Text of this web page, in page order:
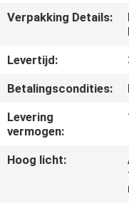
NIEUWS
SITEMAP
POLICY
Verpakking Details:
Levertijd:
Betalingscondities:
Levering
vermogen:
Hoog licht: